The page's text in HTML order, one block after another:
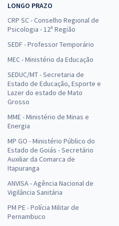
LONGO PRAZO
CRP SC - Conselho Regional de
Psicologia - 12ª Região
SEDF - Professor Temporário
MEC - Ministério da Educação
SEDUC/MT - Secretaria de
Estado de Educação, Esporte e
Lazer do estado de Mato
Grosso
MME - Ministério de Minas e
Energia
MP GO - Ministério Público do
Estado de Goiás - Secretário
Auxiliar da Comarca de
Itapuranga
ANVISA - Agência Nacional de
Vigilância Sanitária
PM PE - Polícia Militar de
Pernambuco